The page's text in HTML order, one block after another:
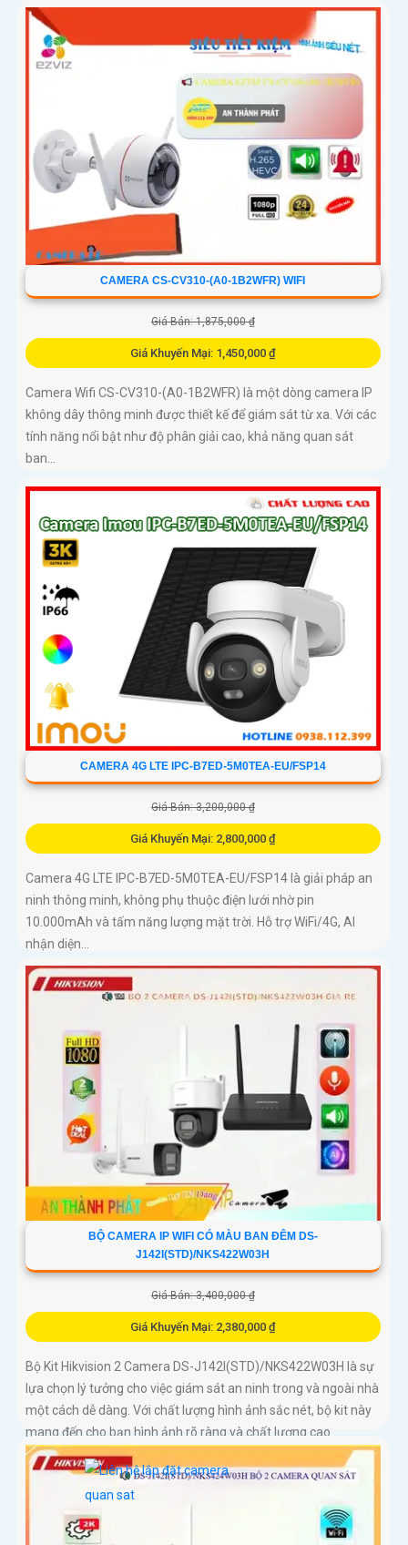
CAMERA CS-CV310-(A0-1B2WFR) WIFI
Giá Bán: 1,875,000 ₫
Giá Khuyến Mại: 1,450,000 ₫
Camera Wifi CS-CV310-(A0-1B2WFR) là một dòng camera IP
không dây thông minh được thiết kế để giám sát từ xa. Với các
tính năng nổi bật như độ phân giải cao, khả năng quan sát
ban...
CAMERA 4G LTE IPC-B7ED-5M0TEA-EU/FSP14
Giá Bán: 3,200,000 ₫
Giá Khuyến Mại: 2,800,000 ₫
Camera 4G LTE IPC-B7ED-5M0TEA-EU/FSP14 là giải pháp an
ninh thông minh, không phụ thuộc điện lưới nhờ pin
10.000mAh và tấm năng lượng mặt trời. Hỗ trợ WiFi/4G, AI
nhận diện...
BỘ CAMERA IP WIFI CÓ MÀU BAN ĐÊM DS-
J142I(STD)/NKS422W03H
Giá Bán: 3,400,000 ₫
Giá Khuyến Mại: 2,380,000 ₫
Bộ Kit Hikvision 2 Camera DS-J142I(STD)/NKS422W03H là sự
lựa chọn lý tưởng cho việc giám sát an ninh trong và ngoài nhà
một cách dễ dàng. Với chất lượng hình ảnh sắc nét, bộ kit này
mang đến cho bạn hình ảnh rõ ràng và chất lượng cao